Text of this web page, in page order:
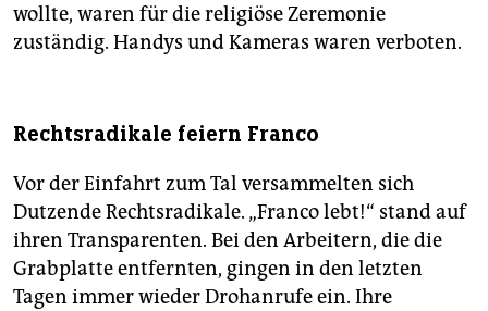
wollte, waren für die religiöse Zeremonie
zuständig. Handys und Kameras waren verboten.
Rechtsradikale feiern Franco
Vor der Einfahrt zum Tal versammelten sich
Dutzende Rechtsradikale. „Franco lebt!“ stand auf
ihren Transparenten. Bei den Arbeitern, die die
Grabplatte entfernten, gingen in den letzten
Tagen immer wieder Drohanrufe ein. Ihre